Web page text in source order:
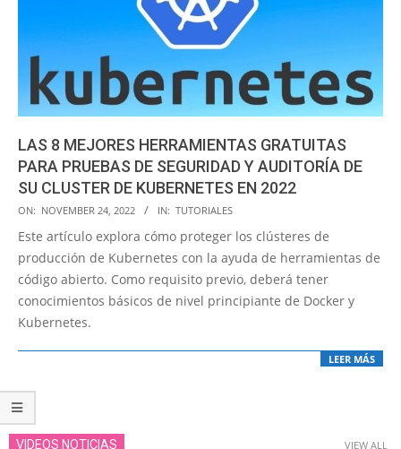
LAS 8 MEJORES HERRAMIENTAS GRATUITAS
PARA PRUEBAS DE SEGURIDAD Y AUDITORÍA DE
SU CLUSTER DE KUBERNETES EN 2022
2022-
11-
ON: NOVEMBER 24, 2022 IN: TUTORIALES
Este artículo explora cómo proteger los clústeres de
producción de Kubernetes con la ayuda de herramientas de
código abierto. Como requisito previo, deberá tener
conocimientos básicos de nivel principiante de Docker y
Kubernetes.
LEER MÁS
VIDEOS NOTICIAS VIEW ALL